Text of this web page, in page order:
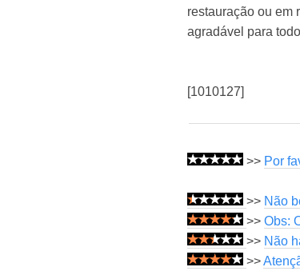
restauração ou em
agradável para
[1010127]
>> Por
>> Não
>> Obs:
>> Não
>>